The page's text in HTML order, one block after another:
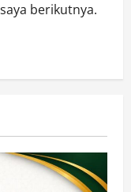
berikutnya.